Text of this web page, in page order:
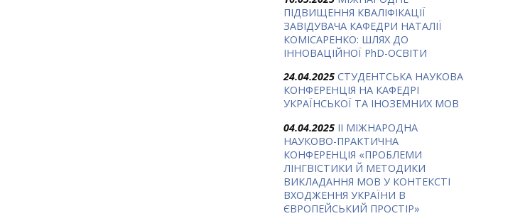
ПІДВИЩЕННЯ КВАЛІФІКАЦІЇ
ЗАВІДУВАЧА КАФЕДРИ НАТАЛІЇ
КОМІСАРЕНКО: ШЛЯХ ДО
ІННОВАЦІЙНОЇ PhD-ОСВІТИ
24.04.2025 СТУДЕНТСЬКА НАУКОВА
КОНФЕРЕНЦІЯ НА КАФЕДРІ
УКРАЇНСЬКОЇ ТА ІНОЗЕМНИХ МОВ
04.04.2025 ІІ МІЖНАРОДНА
НАУКОВО-ПРАКТИЧНА
КОНФЕРЕНЦІЯ «ПРОБЛЕМИ
ЛІНГВІСТИКИ Й МЕТОДИКИ
ВИКЛАДАННЯ МОВ У КОНТЕКСТІ
ВХОДЖЕННЯ УКРАЇНИ В
ЄВРОПЕЙСЬКИЙ ПРОСТІР»